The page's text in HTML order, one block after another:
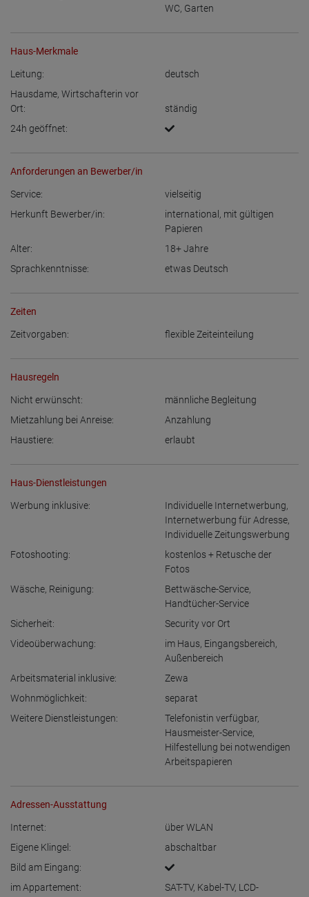
WC, Garten
Haus-Merkmale
Leitung:
deutsch
Hausdame, Wirtschafterin vor
Ort:
ständig
24h geöffnet:
Anforderungen an Bewerber/in
Service:
vielseitig
Herkunft Bewerber/in:
international, mit gültigen
Papieren
Alter:
18+Jahre
Sprachkenntnisse:
etwas Deutsch
Zeiten
Zeitvorgaben: flexible Zeiteinteilung
Hausregeln
Nicht erwünscht:
männliche Begleitung
Mietzahlung bei Anreise:
Anzahlung
Haustiere:
erlaubt
Haus-Dienstleistungen
Werbung inklusive: Individuelle Internetwerbung,
Internetwerbung für Adresse,
Individuelle Zeitungswerbung
Fotoshooting:
kostenlos + Retusche der
Fotos
Wäsche, Reinigung:
Bettwäsche-Service,
Handtücher-Service
Sicherheit:
Security vor Ort
Videoüberwachung:
im Haus, Eingangsbereich,
Außenbereich
Arbeitsmaterial inklusive:
Zewa
Wohnmöglichkeit:
separat
Weitere Dienstleistungen:
Telefonistin verfügbar,
Hausmeister-Service,
Hilfestellung bei notwendigen
Arbeitspapieren
Adressen-Ausstattung
Internet:
über WLAN
Eigene Klingel:
abschaltbar
Bild am Eingang:
im Appartement:
SAT-TV, Kabel-TV, LCD-